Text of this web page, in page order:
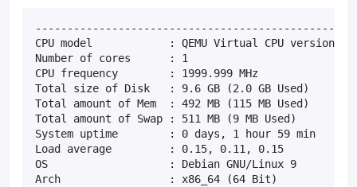
CPU model            : QEMU Virtual CPU version
Number of cores      : 1
CPU frequency        : 1999.999 MHz
Total size of Disk   : 9.6 GB (2.0 GB Used)
Total amount of Mem  : 492 MB (115 MB Used)
Total amount of Swap : 511 MB (9 MB Used)
System uptime        : 0 days, 1 hour 59 min
Load average         : 0.15, 0.11, 0.15
OS                   : Debian GNU/Linux 9
Arch                 : x86_64 (64 Bit)